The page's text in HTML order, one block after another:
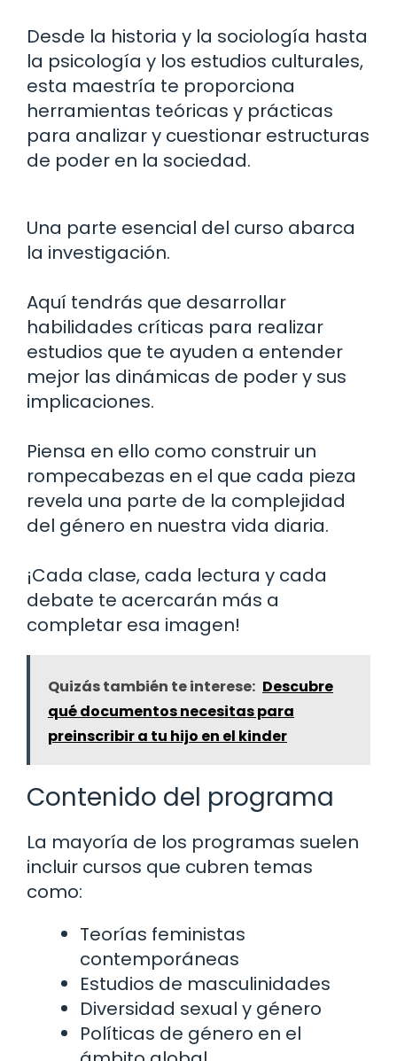
Desde la historia y la sociología hasta
la psicología y los estudios culturales,
esta maestría te proporciona
herramientas teóricas y prácticas
para analizar y cuestionar estructuras
de poder en la sociedad.
Una parte esencial del curso abarca
la investigación.
Aquí tendrás que desarrollar
habilidades críticas para realizar
estudios que te ayuden a entender
mejor las dinámicas de poder y sus
implicaciones.
Piensa en ello como construir un
rompecabezas en el que cada pieza
revela una parte de la complejidad
del género en nuestra vida diaria.
¡Cada clase, cada lectura y cada
debate te acercarán más a
completar esa imagen!
Quizás también te interese: Descubre
qué documentos necesitas para
preinscribir a tu hijo en el kinder
Contenido del programa
La mayoría de los programas suelen
incluir cursos que cubren temas
como:
Teorías feministas
contemporáneas
Estudios de masculinidades
Diversidad sexual y género
Políticas de género en el